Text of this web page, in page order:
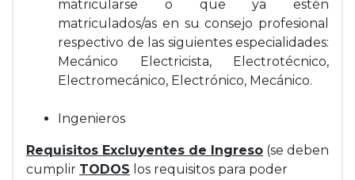
matricularse o que ya estén
matriculados/as en su consejo profesional
respectivo de las siguientes especialidades:
Mecánico Electricista, Electrotécnico,
Electromecánico, Electrónico, Mecánico.
Ingenieros
Requisitos Excluyentes de Ingreso (se deben
cumplir TODOS los requisitos para poder